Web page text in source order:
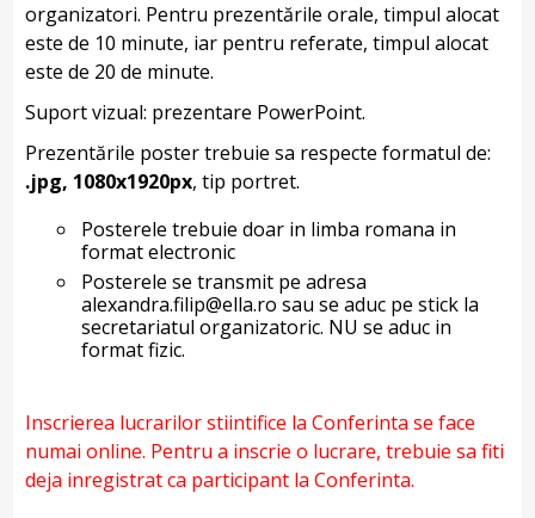
organizatori. Pentru prezentările orale, timpul alocat
este de 10 minute, iar pentru referate, timpul alocat
este de 20 de minute.
Suport vizual: prezentare PowerPoint.
Prezentările poster trebuie sa respecte formatul de:
.jpg, 1080x1920px, tip portret.
Posterele trebuie doar in limba romana in
format electronic
Posterele se transmit pe adresa
alexandra.filip@ella.ro sau se aduc pe stick la
secretariatul organizatoric. NU se aduc in
format fizic.
Inscrierea lucrarilor stiintifice la Conferinta se face
numai online. Pentru a inscrie o lucrare, trebuie sa fiti
deja inregistrat ca participant la Conferinta.